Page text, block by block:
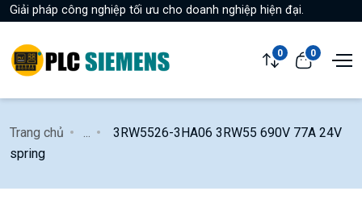
Giải pháp công nghiệp tối ưu cho doanh nghiệp hiện đại.
0 0
Trang chủ
3RW5526-3HA06 3RW55 690V 77A 24V
spring